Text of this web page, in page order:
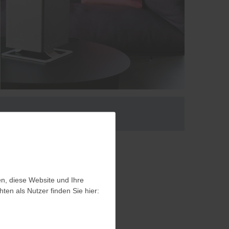
diese Website und Ihre
als Nutzer finden Sie hier:
diese Website und Ihre
als Nutzer finden Sie hier: